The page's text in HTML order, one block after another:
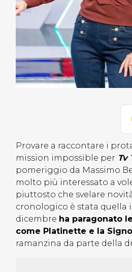
Provare a raccontare i
mission impossible per Tv
pomeriggio da Massimo
molto più interessato a
piuttosto che svelare
cronologico è stata quella
dicembre ha paragonato
come Platinette e la
ramanzina da parte della